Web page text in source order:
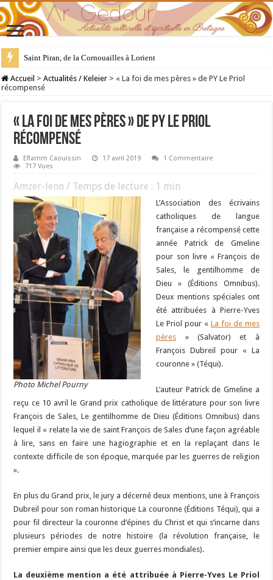
28 juillet : Saint Samson de Dol, père de la Bretagne chrétienne
Accueil > Actualités / Keleier > « La foi de mes pères » de PY Le Priol
récompensé
« La foi de mes pères » de PY Le Priol
récompensé
Eflamm Caouissin 17 avril 2019
1 Commentaire
717 Vues
Amzer-lenn / Temps de lecture : 1 min
Photo Michel Pourny
L’Association des écrivains
catholiques de langue
française a récompensé cette
année Patrick de Gmeline
pour son livre « François de
Sales, le gentilhomme de
Dieu » (Éditions Omnibus).
Deux mentions spéciales ont
été attribuées à Pierre-Yves
Le Priol pour « La foi de mes
pères » (Salvator) et à
François Dubreil pour « La
couronne » (Téqui).
L’auteur Patrick de Gmeline a
reçu ce 10 avril le Grand prix catholique de littérature pour son livre
François de Sales, Le gentilhomme de Dieu (Éditions Omnibus) dans
lequel il « relate la vie de saint François de Sales d’une façon agréable
à lire, sans en faire une hagiographie et en la replaçant dans le
contexte difficile de son époque, marquée par les guerres de religion
».
En plus du Grand prix, le jury a décerné deux mentions, une à François
Dubreil pour son roman historique La couronne (Éditions Téqui), qui a
pour fil directeur la couronne d’épines du Christ et qui s’incarne dans
plusieurs périodes de notre histoire (la révolution française, le
premier empire ainsi que les deux guerres mondiales).
La deuxième mention a été attribuée à Pierre-Yves Le Priol